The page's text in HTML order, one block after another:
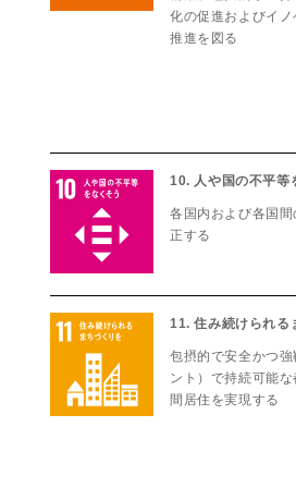
化の促進およびイ
推進を図る
10. 人や国の不平等
各国内および各国
正する
11. 住み続けられる
包摂的で安全かつ
ント）で持続可能
間居住を実現する